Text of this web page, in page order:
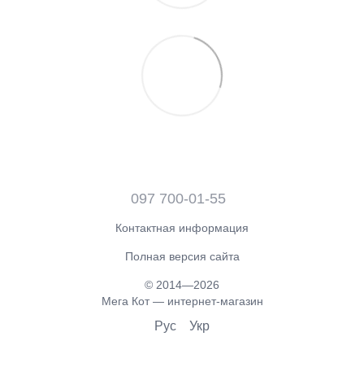
097 700-01-55
Контактная информация
Полная версия сайта
© 2014—2026
Мега Кот — интернет-магазин
Рус Укр